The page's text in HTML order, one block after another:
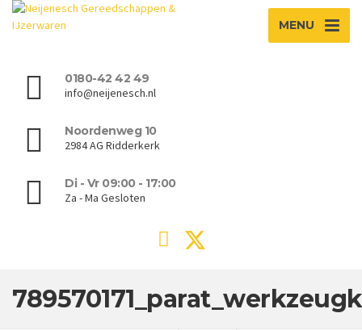
MENU
0180-42 42 49
info@neijenesch.nl
Noordenweg 10
2984 AG Ridderkerk
Di - Vr 09:00 - 17:00
Za - Ma Gesloten